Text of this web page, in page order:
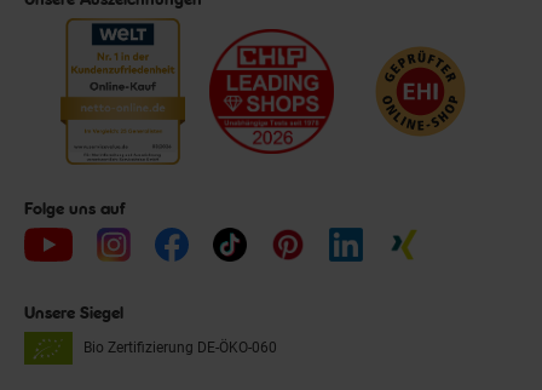
Folge uns auf
Unsere Siegel
Bio Zertifizierung DE-ÖKO-060